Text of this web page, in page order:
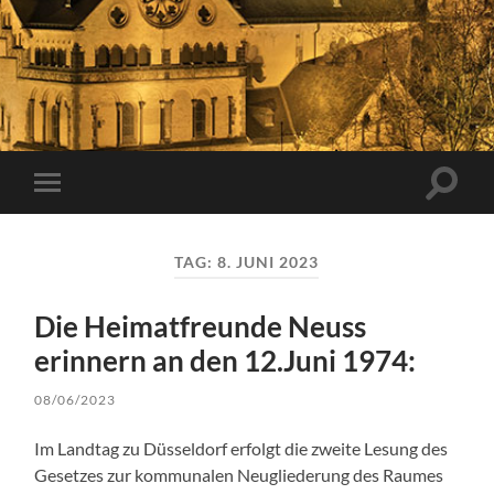
Mobile-
Menü
TAG:8. JUNI 2023
Die Heimatfreunde Neuss
erinnern an den 12.Juni 1974:
08/06/2023
Im Landtag zu Düsseldorf erfolgt die zweite Lesung des
Gesetzes zur kommunalen Neugliederung des Raumes